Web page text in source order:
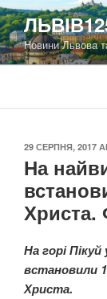
Перейти
до
вмістуНовини Львова
ОПУБЛІКОВАНО
29 СЕРПНЯ, 2017
На
Христа.
На горі Пікуй
встановили
Христа.